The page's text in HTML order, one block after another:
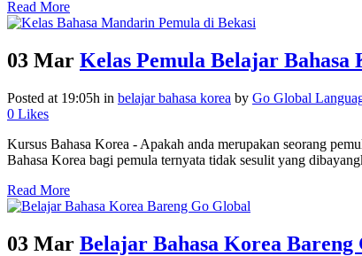
Read More
03 Mar Kelas Pemula Belajar Bahasa
Posted at 19:05h in belajar bahasa korea by Go Global
0 Likes
Kursus Bahasa Korea - Apakah anda merupakan seorang
Bahasa Korea bagi pemula ternyata tidak sesulit yang
Read More
03 Mar Belajar Bahasa Korea Bareng